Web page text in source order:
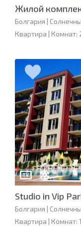
Жилой
Болгария |
Квартира | Комнат:
Studio in Vip
Болгария |
Квартира | Комнат: